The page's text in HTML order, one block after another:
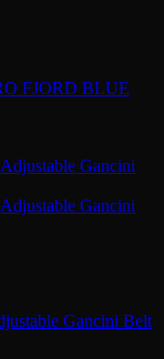
FJORD BLUE
Gancini Belt